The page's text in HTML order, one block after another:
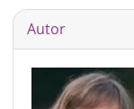
Autor